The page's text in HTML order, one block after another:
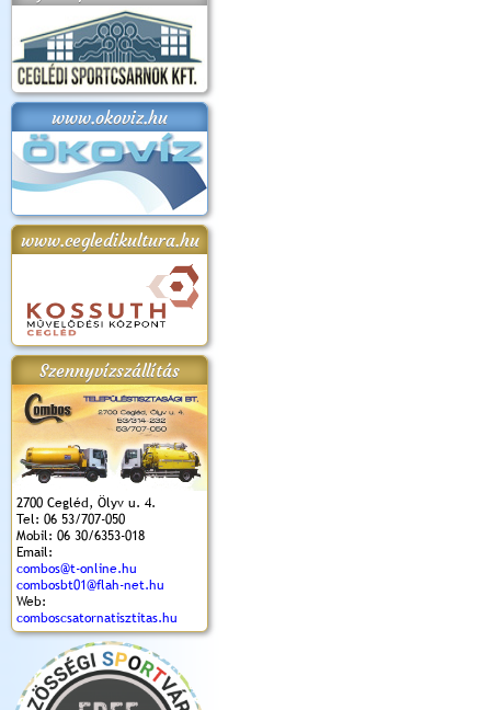
www.okoviz.hu
www.cegledikultura.hu
Szennyvízszállítás
2700 Cegléd, Ölyv u. 4.
Tel: 06 53/707-050
Mobil: 06 30/6353-018
Email:
combos@t-online.hu
combosbt01@flah-net.hu
Web:
comboscsatornatisztitas.hu
2018.
Kossuth Toborzó
Ünnepély
Szent István Ünnepe
(2017. 08. 20.)